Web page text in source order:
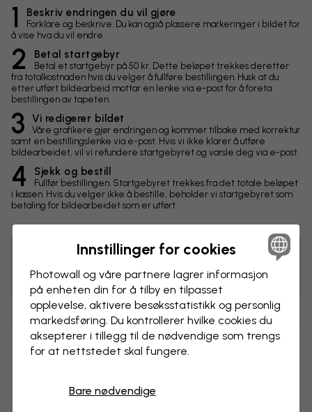
1 Beskriv endringen du vil gjøre
Forklare og beskrive. Du kan også plassere markeringer i bildet for
å vise hva du vil endre.
2 Betal startgebyr
Betal et startgebyr på 50 kr. Dette beløpet trekkes deretter
fra totalkostnaden hvis du velger å fullføre bestillingen. Husk at du
etter utført bildearbeid mottar en lenke via e-post for å foreta
bestillingen av tapeten.
3 Vi redigerer bildet
Våre grafikere gjør endringen og kommer tilbake med korrektur
samt en bestillingslenke via e-post. Hvis vi ikke klarer å utføre
bildearbeidet, vil vi refundere startgebyret og varsle deg via e-post.
4 Sjekk og bestill
Fullfør bestillingen. Startgebyret trekkes fra det totale beløpet
i kassen. Hvis du velger ikke å bestille, beholder vi startgebyret som
betaling for bildearbeidet som er utført.
Endringer
Mål
Tips! Du kan klikke på bildet for å lage en markering og
skrive en kommentar.
Innstillinger for cookies
Photowall og våre partnere lagrer informasjon
på enheten din for å tilby en tilpasset
opplevelse, aktivere besøks­statistikk og personlig
markedsføring. Du kontrollerer hvilke cookies du
aksepterer i tillegg til de nødvendige som trengs
for at nettstedet skal fungere.
Bare nødvendige